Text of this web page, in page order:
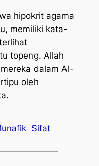
hipokrit agama
memiliki kata-
topeng. Allah
dalam Al-
oleh
Sifat